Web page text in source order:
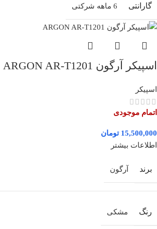
گارانتی 6 ماهه شرکتی
اسپیکر آرگون ARGON AR-T1201
اسپیکر
اتمام موجودی
تومان
اطلاعات بیشتر
برند آرگون
رنگ مشکی